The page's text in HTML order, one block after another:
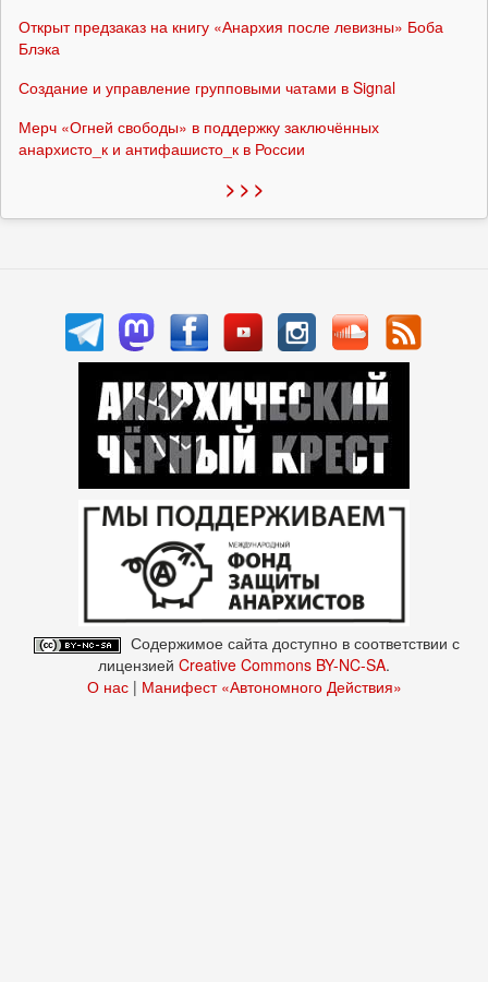
Открыт предзаказ на книгу «Анархия после левизны» Боба
Блэка
Создание и управление групповыми чатами в Signal
Мерч «Огней свободы» в поддержку заключённых
анархисто_к и антифашисто_к в России
> > >
Содержимое сайта доступно в соответствии с
лицензией Creative Commons BY-NC-SA.
О нас| Манифест «Автономного Действия»